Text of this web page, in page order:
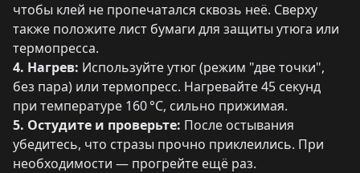
чтобы клей не пропечатался сквозь неё. Сверху
также положите лист бумаги для защиты утюга или
термопресса.
4. Нагрев: Используйте утюг (режим "две точки",
без пара) или термопресс. Нагревайте 45 секунд
при температуре 160 °C, сильно прижимая.
5. Остудите и проверьте: После остывания
убедитесь, что стразы прочно приклеились. При
необходимости — прогрейте ещё раз.